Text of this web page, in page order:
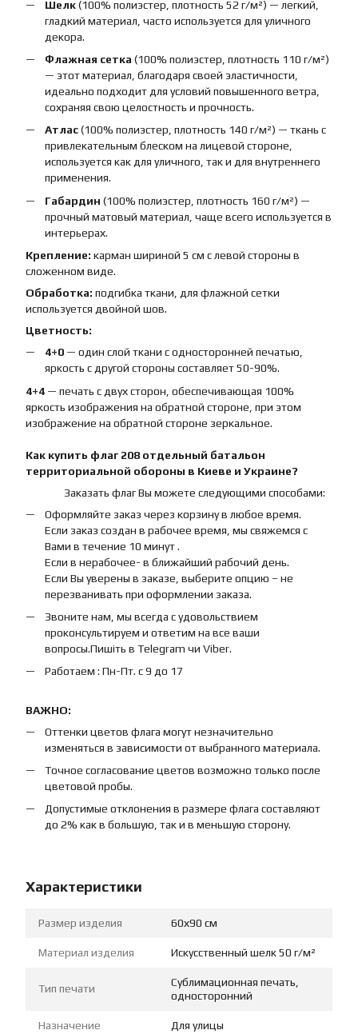
Шелк(100% полиэстер, плотность 52 г/м²) — легкий,
гладкий материал, часто используется для уличного
декора.
Флажная сетка (100% полиэстер, плотность 110 г/м²)
— этот материал, благодаря своей эластичности,
идеально подходит для условий повышенного ветра,
сохраняя свою целостность и прочность.
Атлас(100% полиэстер, плотность 140 г/м²) — ткань с
привлекательным блеском на лицевой стороне,
используется как для уличного, так и для внутреннего
применения.
Габардин (100% полиэстер, плотность 160 г/м²) —
прочный матовый материал, чаще всего используется в
интерьерах.
Крепление: карман шириной 5 см с левой стороны в
сложенном виде.
Обработка: подгибка ткани, для флажной сетки
используется двойной шов.
Цветность:
4+0 — один слой ткани с односторонней печатью,
яркость с другой стороны составляет 50-90%.
4+4 — печать с двух сторон, обеспечивающая 100%
яркость изображения на обратной стороне, при этом
изображение на обратной стороне зеркальное.
Как купить флаг 208 отдельный батальон
территориальной обороны в Киеве и Украине?
Заказать флаг Вы можете следующими способами:
Оформляйте заказ через корзину в любое время.
Если заказ создан в рабочее время, мы свяжемся с
Вами в течение 10 минут .
Если в нерабочее- в ближайший рабочий день.
Если Вы уверены в заказе, выберите опцию – не
перезванивать при оформлении заказа.
Звоните нам, мы всегда с удовольствием
проконсультируем и ответим на все ваши
вопросы.Пишіть в Telegram чи Viber.
Работаем : Пн-Пт. с 9 до 17
ВАЖНО:
Оттенки цветов флага могут незначительно
изменяться в зависимости от выбранного материала.
Точное согласование цветов возможно только после
цветовой пробы.
Допустимые отклонения в размере флага составляют
до 2% как в большую, так и в меньшую сторону.
Характеристики
Размер изделия 60х90 см
Материал изделия Искусственный шелк 50 г/м²
Тип печати
Сублимационная печать,
односторонний
Назначение Для улицы